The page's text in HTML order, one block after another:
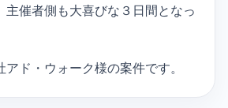
主催者側も大喜びな３日間となっ
ド・ウォーク様の案件です。